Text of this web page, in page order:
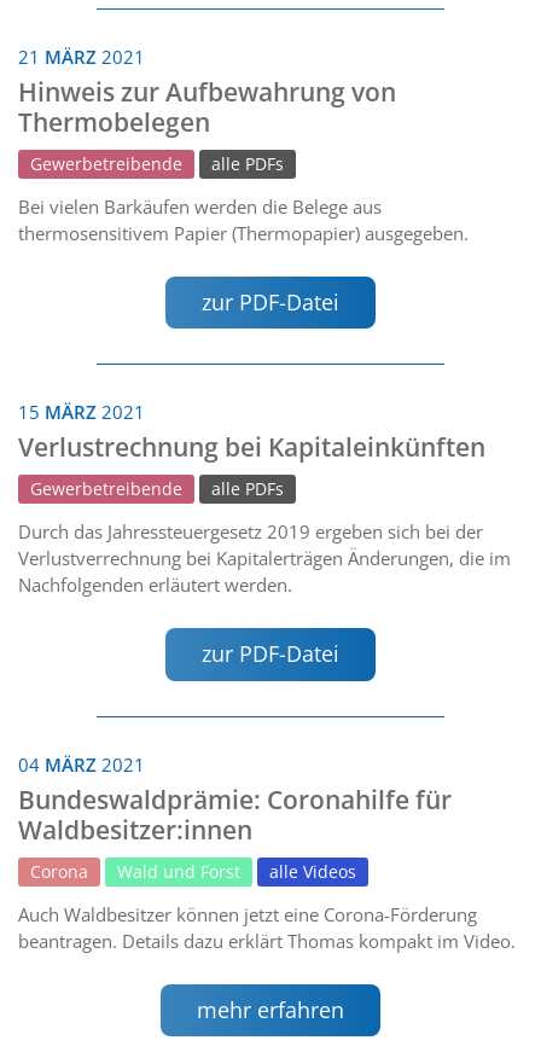
21 MÄRZ 2021
Hinweis zur Aufbewahrung von
Thermobelegen
Gewerbetreibende alle PDFs
Bei vielen Barkäufen werden die Belege aus
thermosensitivem Papier (Thermopapier) ausgegeben.
zur PDF-Datei
15 MÄRZ 2021
Verlustrechnung bei Kapitaleinkünften
Gewerbetreibende alle PDFs
Durch das Jahressteuergesetz 2019 ergeben sich bei der
Verlustverrechnung bei Kapitalerträgen Änderungen, die im
Nachfolgenden erläutert werden.
zur PDF-Datei
04 MÄRZ 2021
Bundeswaldprämie: Coronahilfe für
Waldbesitzer:innen
Corona Wald und Forst alle Videos
Auch Waldbesitzer können jetzt eine Corona-Förderung
beantragen. Details dazu erklärt Thomas kompakt im Video.
mehr erfahren